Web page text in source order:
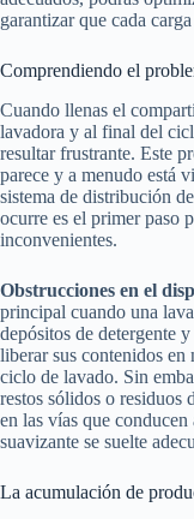
garantizar que cada
Comprendiendo el
Cuando llenas el
lavadora y al final del
resultar frustrante. Este
parece y a menudo está
sistema de distribución
ocurre es el primer paso
inconvenientes.
Obstrucciones en el
principal cuando una
depósitos de detergente
liberar sus contenidos en
ciclo de lavado. Sin
restos sólidos o residuos
en las vías que
suavizante se suelte
La acumulación de